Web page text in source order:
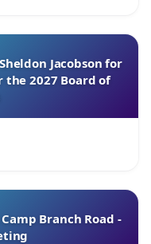
Jacobson for
the 2027 Board of
Branch Road -